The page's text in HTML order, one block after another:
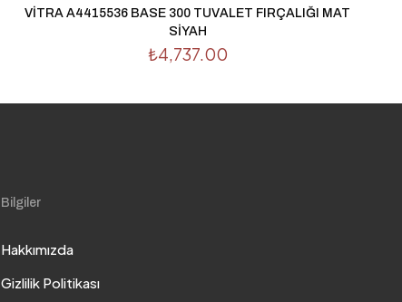
VİTRA A4415536 BASE 300 TUVALET FIRÇALIĞI MAT
SİYAH
₺4,737.00
Bilgiler
Hakkımızda
Gizlilik Politikası